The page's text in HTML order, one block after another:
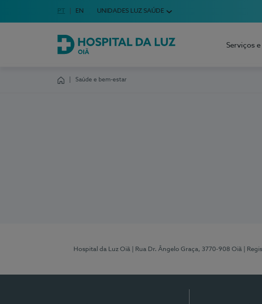
Escolha o seu idioma
Idioma em Português
PT English Language
EN UNIDADES LUZ SAÚDE
Hospital da Luz Oiã
Serviços
Saúde e bem-estar
Hospital da Luz Oiã | Rua Dr. Ângelo Graça, 3770-908 Oiã |